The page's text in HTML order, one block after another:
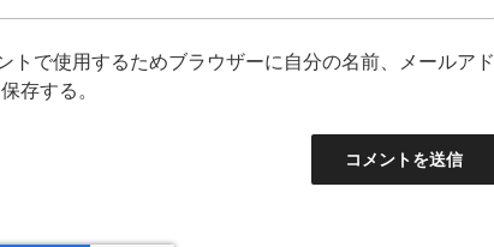
トで使用するためブラウザーに自分の名前、メールアド
存する。